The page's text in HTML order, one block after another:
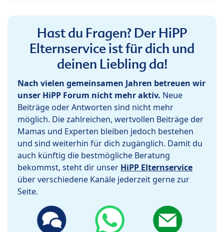
Hast du Fragen? Der HiPP
Elternservice ist für dich und
deinen Liebling da!
Nach vielen gemeinsamen Jahren betreuen wir
unser HiPP Forum nicht mehr aktiv. Neue
Beiträge oder Antworten sind nicht mehr
möglich. Die zahlreichen, wertvollen Beiträge der
Mamas und Experten bleiben jedoch bestehen
und sind weiterhin für dich zugänglich. Damit du
auch künftig die bestmögliche Beratung
bekommst, steht dir unser HiPP Elternservice
über verschiedene Kanäle jederzeit gerne zur
Seite.